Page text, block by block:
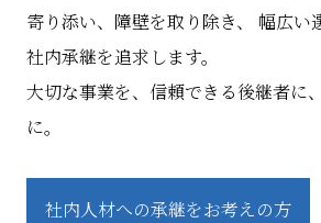
寄り添い、障壁を取り除き、
幅広い
社内承継を追求します。
大切な事業を、信頼できる後継者に
に。
社内人材への承継をお考えの方